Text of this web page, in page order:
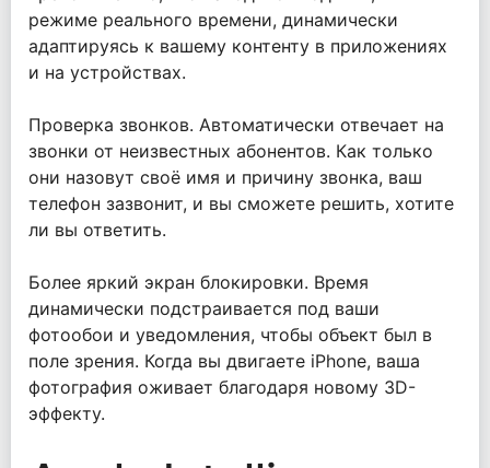
режиме реального времени, динамически
адаптируясь к вашему контенту в приложениях
и на устройствах.
Проверка звонков. Автоматически отвечает на
звонки от неизвестных абонентов. Как только
они назовут своё имя и причину звонка, ваш
телефон зазвонит, и вы сможете решить, хотите
ли вы ответить.
Более яркий экран блокировки. Время
динамически подстраивается под ваши
фотообои и уведомления, чтобы объект был в
поле зрения. Когда вы двигаете iPhone, ваша
фотография оживает благодаря новому 3D-
эффекту.